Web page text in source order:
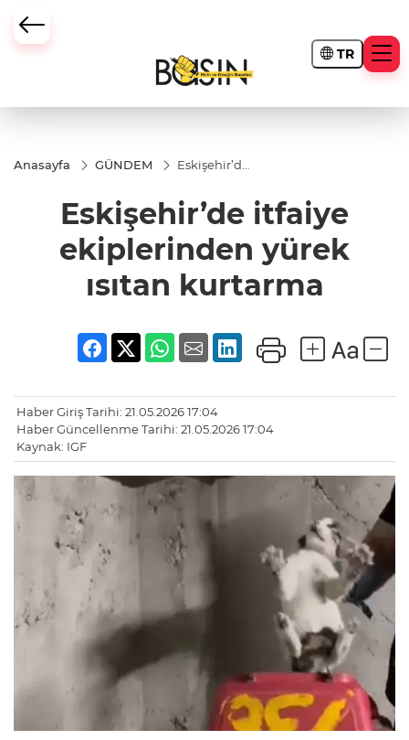
TR
Anasayfa GÜNDEM
Eskişehir’de
yürek ısıtan
kurtarma
Eskişehir’de itfaiye
ekiplerinden yürek
ısıtan kurtarma
Haber Giriş Tarihi: 21.05.2026 17:04
Haber Güncellenme Tarihi: 21.05.2026 17:04
Kaynak: IGF